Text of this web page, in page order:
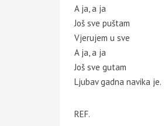
A ja, a ja
Još sve puštam
Vjerujem u sve
A ja, a ja
Još sve gutam
Ljubav gadna navika je.
REF.